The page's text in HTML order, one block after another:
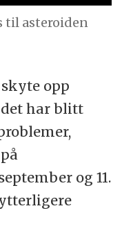
til asteroiden
opp
det har blitt
og 11.